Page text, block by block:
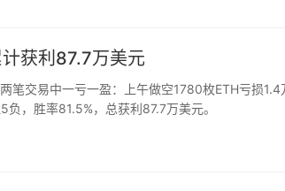
获利87.7万美元
笔交易中一亏一盈：上午做空1780枚ETH亏损1.4
，胜率81.5%，总获利87.7万美元。